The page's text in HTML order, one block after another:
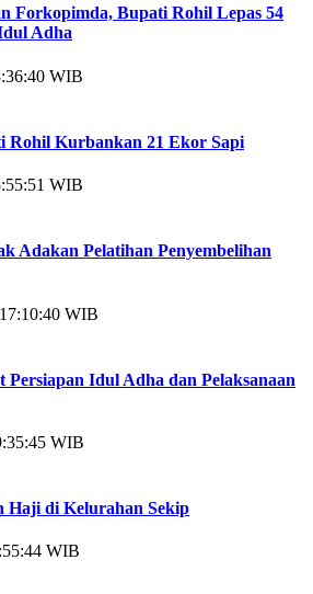
Forkopimda, Bupati Rohil Lepas 54
Adha
WIB
Rohil Kurbankan 21 Ekor Sapi
WIB
Adakan Pelatihan Penyembelihan
WIB
Persiapan Idul Adha dan Pelaksanaan
WIB
Haji di Kelurahan Sekip
WIB